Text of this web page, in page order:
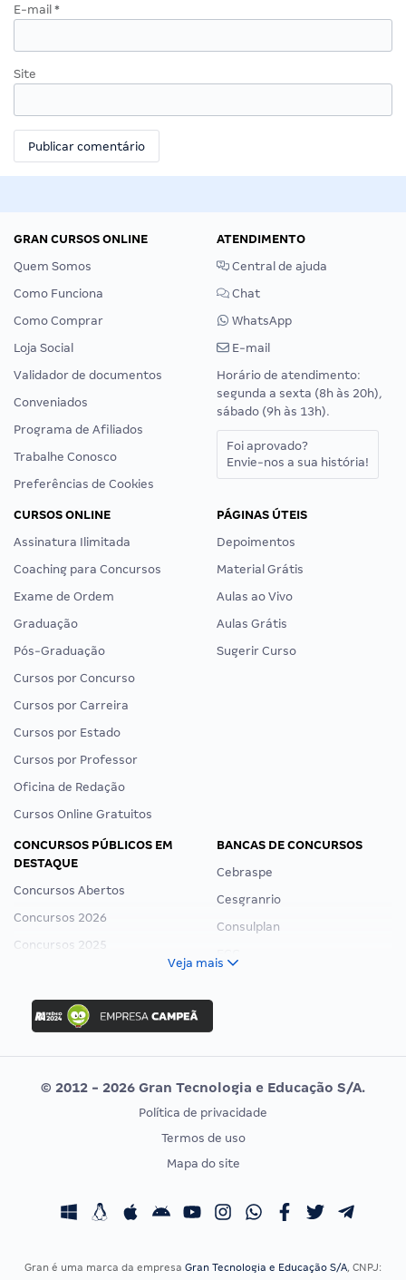
E-mail *
Site
GRAN CURSOS ONLINE
Quem Somos
Como Funciona
Como Comprar
Loja Social
Validador de documentos
Conveniados
Programa de Afiliados
Trabalhe Conosco
Preferências de Cookies
ATENDIMENTO
Central de ajuda
Chat
WhatsApp
E-mail
Horário de atendimento:
segunda a sexta (8h às 20h),
sábado (9h às 13h).
Foi aprovado?
Envie-nos a sua história!
CURSOS ONLINE
Assinatura Ilimitada
Coaching para Concursos
Exame de Ordem
Graduação
Pós-Graduação
Cursos por Concurso
Cursos por Carreira
Cursos por Estado
Cursos por Professor
Oficina de Redação
Cursos Online Gratuitos
PÁGINAS ÚTEIS
Depoimentos
Material Grátis
Aulas ao Vivo
Aulas Grátis
Sugerir Curso
CONCURSOS PÚBLICOS EM
DESTAQUE
Concursos Abertos
Concursos 2026
Concursos 2025
Concurso Ibama
Concurso MPU
Editais publicados
BANCAS DE CONCURSOS
Cebraspe
Cesgranrio
Consulplan
Vunesp
CONCURSOS POR PROFISSÃO
Concursos Fiscais
EXAME DE ORDEM
Calendário OAB
Veja mais
© 2012 - 2026 Gran Tecnologia e Educação S/A.
Política de privacidade
Termos de uso
Mapa do site
Gran é uma marca da empresa Gran Tecnologia e Educação S/A, CNPJ: